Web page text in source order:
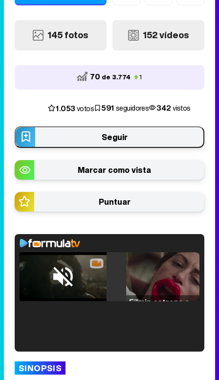
145 fotos 152 vídeos
70 de 3.774 1
1.053votos 591 seguidores 342vistos
Seguir
Marcar como vista
Puntuar
Unmute /
SINOPSIS